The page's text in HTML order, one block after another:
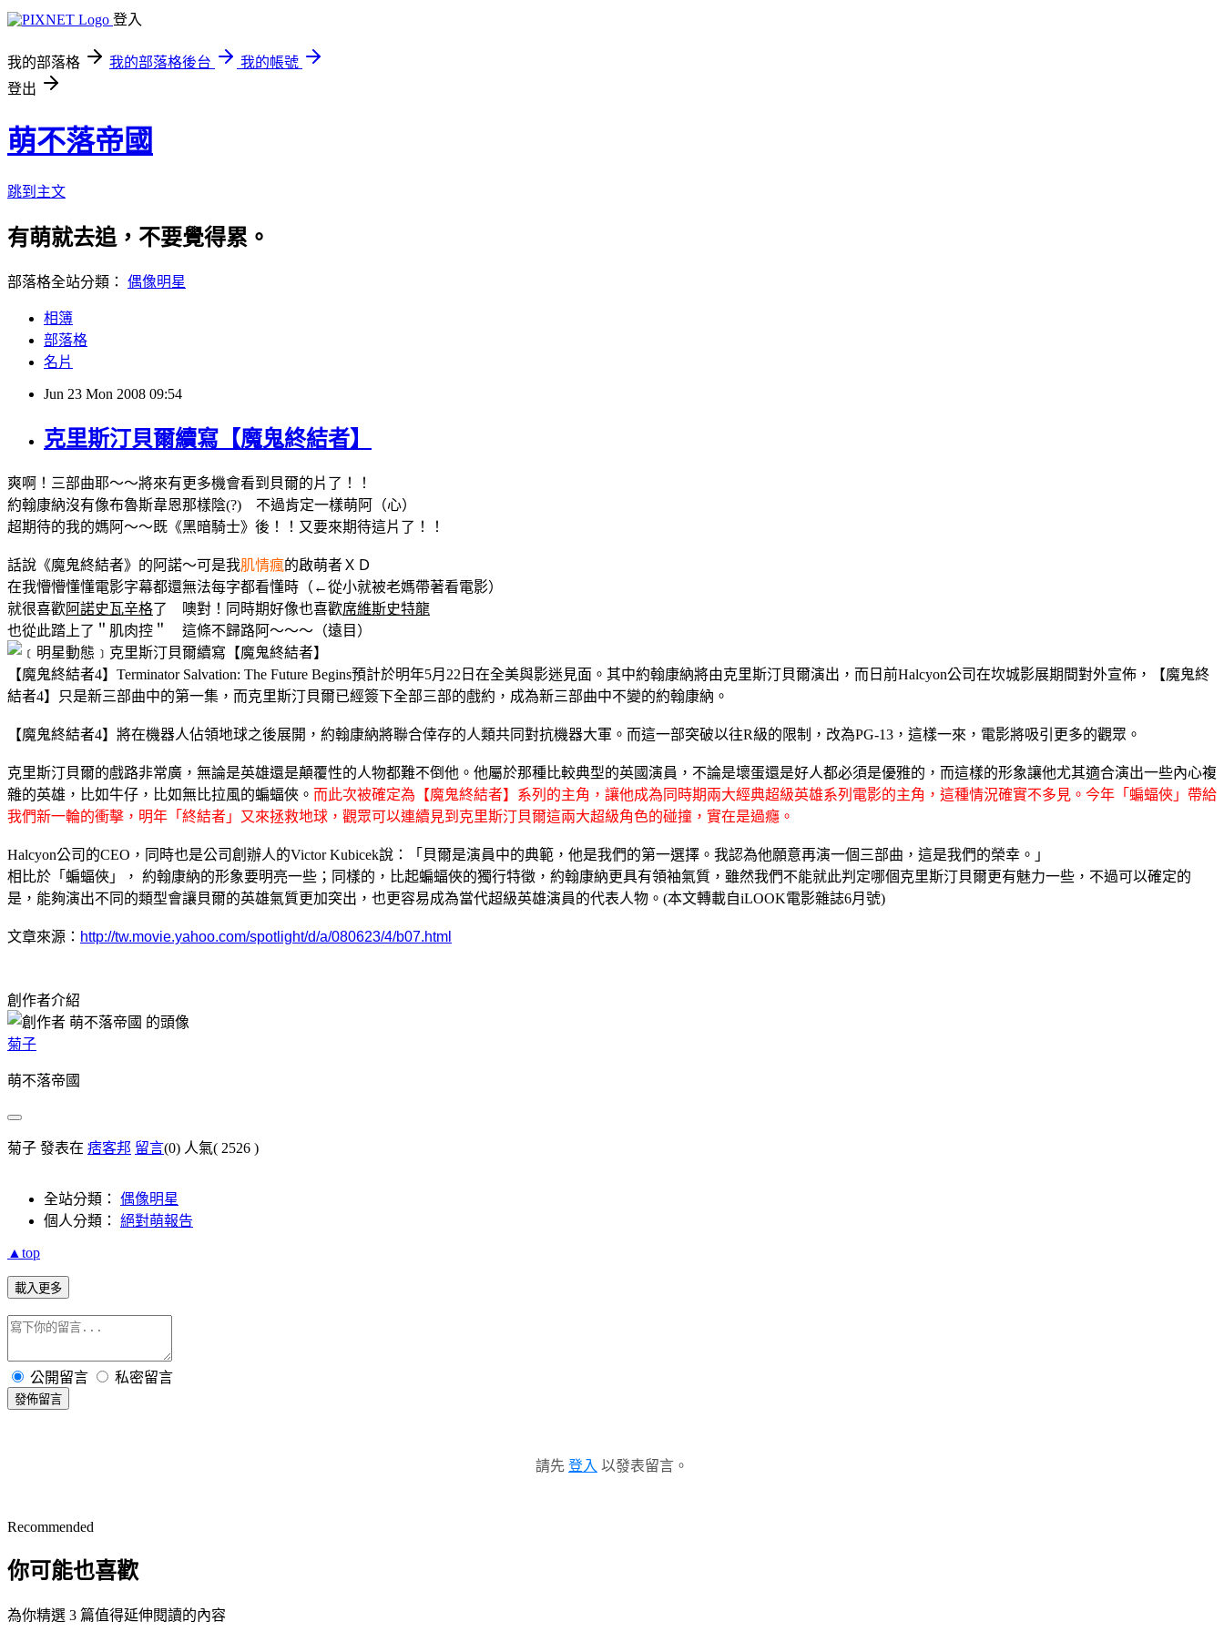
登入
我的部落格 我的部落格後台
我的帳號
登出
萌不落帝國
跳到主文
有萌就去追，不要覺得累。
部落格全站分類： 偶像明星
相簿
部落格
名片
Jun 23 Mon 2008 09:54
克里斯汀貝爾續寫【魔鬼終結者】
爽啊！三部曲耶～～將來有更多機會看到貝爾的片了！！
約翰康納沒有像布魯斯韋恩那樣陰(?) 不過肯定一樣萌阿（心）
超期待的我的媽阿～～既《黑暗騎士》後！！又要來期待這片了！！
話說《魔鬼終結者》的阿諾～可是我肌情瘋的啟萌者ＸＤ
在我懵懵懂懂電影字幕都還無法每字都看懂時（←從小就被老媽帶著看電影）
就很喜歡阿諾史瓦辛格了 噢對！同時期好像也喜歡席維斯史特龍
也從此踏上了＂肌肉控＂ 這條不歸路阿～～～（遠目）
【魔鬼終結者4】Terminator Salvation: The Future Begins預計於明年5月22日在全美與影迷見面。其中約翰康納將由克里斯汀貝爾演出，而日前Halcyon公司在坎城影展期間對外宣佈，【魔鬼終
結者4】只是新三部曲中的第一集，而克里斯汀貝爾已經簽下全部三部的戲約，成為新三部曲中不變的約翰康納。
【魔鬼終結者4】將在機器人佔領地球之後展開，約翰康納將聯合倖存的人類共同對抗機器大軍。而這一部突破以往R級的限制，改為PG-13，這樣一來，電影將吸引更多的觀眾。
克里斯汀貝爾的戲路非常廣，無論是英雄還是顛覆性的人物都難不倒他。他屬於那種比較典型的英國演員，不論是壞蛋還是好人都必須是優雅的，而這樣的形象讓他尤其適合演出一些內心複
雜的英雄，比如牛仔，比如無比拉風的蝙蝠俠。 而此次被確定為【魔鬼終結者】系列的主角，讓他成為同時期兩大經典超級英雄系列電影的主角，這種情況確實不多見。今年「蝙蝠俠」帶給
我們新一輪的衝擊，明年「終結者」又來拯救地球，觀眾可以連續見到克里斯汀貝爾這兩大超級角色的碰撞，實在是過癮。
Halcyon公司的CEO，同時也是公司創辦人的Victor Kubicek說：「貝爾是演員中的典範，他是我們的第一選擇。我認為他願意再演一個三部曲，這是我們的榮幸。」
相比於「蝙蝠俠」， 約翰康納的形象要明亮一些；同樣的，比起蝙蝠俠的獨行特徵，約翰康納更具有領袖氣質，雖然我們不能就此判定哪個克里斯汀貝爾更有魅力一些，不過可以確定的
是，能夠演出不同的類型會讓貝爾的英雄氣質更加突出，也更容易成為當代超級英雄演員的代表人物。(本文轉載自iLOOK電影雜誌6月號)
文章來源： http://tw.movie.yahoo.com/spotlight/d/a/080623/4/b07.html
創作者介紹
菊子
萌不落帝國
菊子 發表在 痞客邦 留言(0) 人氣( 2526 )
全站分類： 偶像明星
個人分類： 絕對萌報告
▲top
載入更多
公開留言 私密留言
發佈留言
請先 登入 以發表留言。
Recommended
你可能也喜歡
為你精選 3 篇值得延伸閱讀的內容